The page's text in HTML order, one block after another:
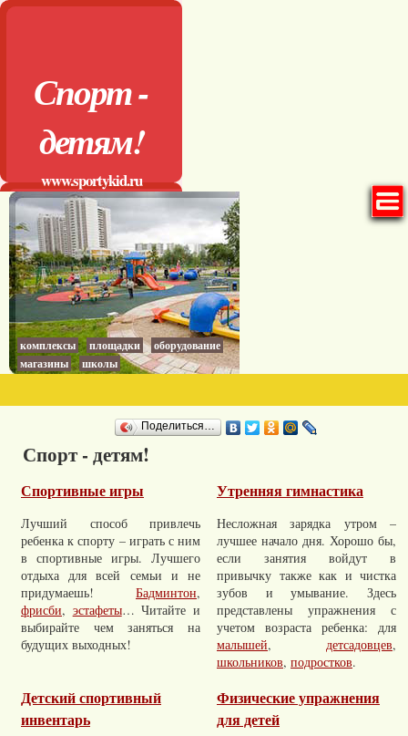
Спорт -
детям!
www.sportykid.ru
комплексы площадки
оборудование
магазины
школы
Поделиться…
Спорт - детям!
Спортивные игры
Лучший способ привлечь
ребенка к спорту – играть с ним
в спортивные игры. Лучшего
отдыха для всей семьи и не
придумаешь! Бадминтон,
фрисби, эстафеты… Читайте и
выбирайте чем заняться на
будущих выходных!
Утренняя гимнастика
Несложная зарядка утром –
лучшее начало дня. Хорошо бы,
если занятия войдут в
привычку также как и чистка
зубов и умывание. Здесь
представлены упражнения с
учетом возраста ребенка: для
малышей, детсадовцев,
школьников, подростков.
Детский спортивный
инвентарь
Физические упражнения
для детей